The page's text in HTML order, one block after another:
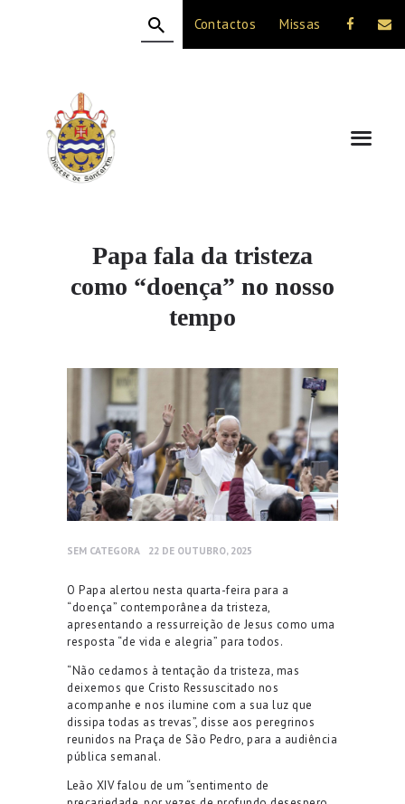
Contactos Missas
Papa fala da tristeza
como “doença” no nosso
tempo
A DIOCESE
CELEBRAÇÃO
VIDA CRISTÃ
NOTÍCIAS
SEM CATEGORA 22 DE OUTUBRO, 2025
O Papa alertou nesta quarta-feira para a
“doença” contemporânea da tristeza,
apresentando a ressurreição de Jesus como uma
resposta “de vida e alegria” para todos.
“Não cedamos à tentação da tristeza, mas
deixemos que Cristo Ressuscitado nos
acompanhe e nos ilumine com a sua luz que
dissipa todas as trevas”, disse aos peregrinos
reunidos na Praça de São Pedro, para a audiência
pública semanal.
Leão XIV falou de um “sentimento de